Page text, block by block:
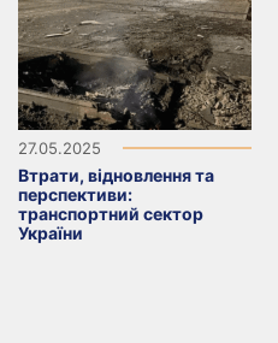
27.05.2025
Втрати, відновлення та
перспективи:
транспортний сектор
України